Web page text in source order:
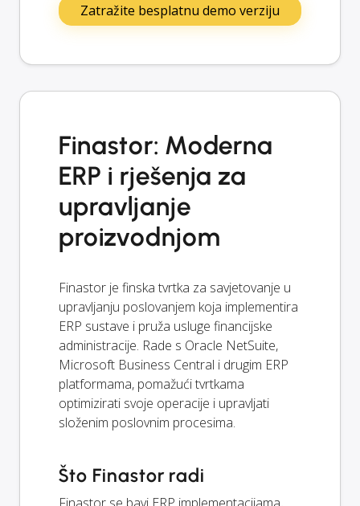
Zatražite besplatnu demo verziju
Finastor: Moderna
ERP i rješenja za
upravljanje
proizvodnjom
Finastor je finska tvrtka za savjetovanje u
upravljanju poslovanjem koja implementira
ERP sustave i pruža usluge financijske
administracije. Rade s Oracle NetSuite,
Microsoft Business Central i drugim ERP
platformama, pomažući tvrtkama
optimizirati svoje operacije i upravljati
složenim poslovnim procesima.
Što Finastor radi